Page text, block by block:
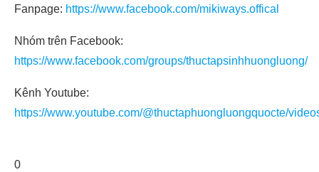
Fanpage: https://www.facebook.com/mikiways.offical
Nhóm trên Facebook:
https://www.facebook.com/groups/thuctapsinhhuongluong/
Kênh Youtube:
https://www.youtube.com/@thuctaphuongluongquocte/
0